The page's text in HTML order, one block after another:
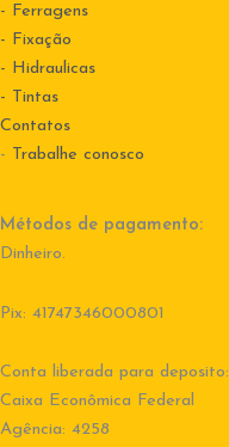
- Ferragens
- Fixação
- Hidraulicas
- Tintas
Contatos
- Trabalhe conosco
Métodos de pagamento:
Dinheiro.
Pix: 41747346000801
Conta liberada para deposito:
Caixa Econômica Federal
Agência: 4258